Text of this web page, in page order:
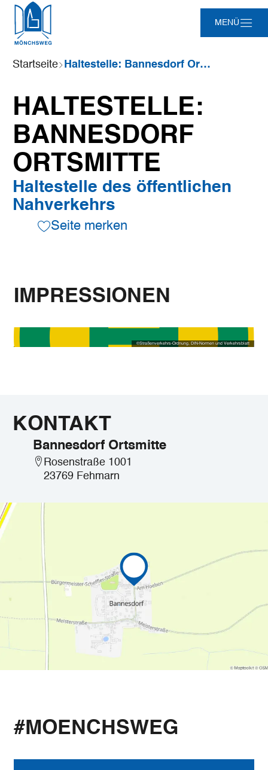
MENÜ
Sie
sind
Startseite Haltestelle: Bannesdorf Ortsmitte
HALTESTELLE:
BANNESDORF
ORTSMITTE
Haltestelle des öffentlichen
Nahverkehrs
Seite merken
IMPRESSIONEN
©Straßenverkehrs-Ordnung, DIN-Normen und Verkehrsblatt
KONTAKT
Bannesdorf Ortsmitte
Rosenstraße 1001
23769 Fehmarn
#MOENCHSWEG